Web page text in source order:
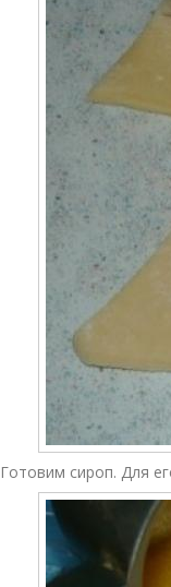
Готовим сироп. Для